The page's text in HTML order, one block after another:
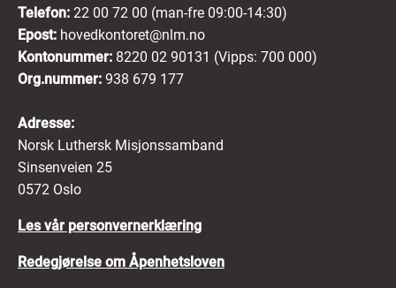
Telefon: 22 00 72 00 (man-fre 09:00-14:30)
Epost: hovedkontoret@nlm.no
Kontonummer: 8220 02 90131 (Vipps: 700 000)
Org.nummer: 938 679 177
Adresse:
Norsk Luthersk Misjonssamband
Sinsenveien 25
0572 Oslo
Les vår personvernerklæring
Redegjørelse om Åpenhetsloven